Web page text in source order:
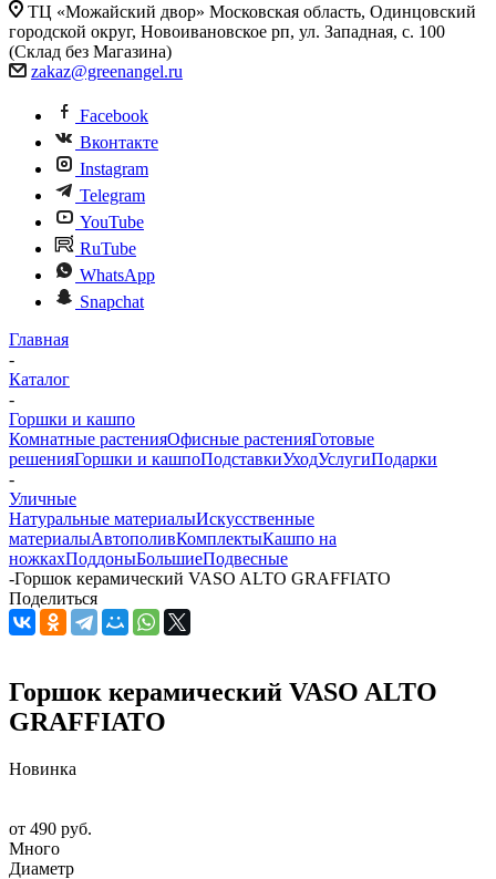
ТЦ «Можайский двор» Московская область, Одинцовский
городской округ, Новоивановское рп, ул. Западная, с. 100
(Склад без Магазина)
zakaz@greenangel.ru
Facebook
Вконтакте
Instagram
Telegram
YouTube
RuTube
WhatsApp
Snapchat
Главная
-
Каталог
-
Горшки и кашпо
Комнатные растенияОфисные растенияГотовые
решенияГоршки и кашпоПодставкиУходУслугиПодарки
-
Уличные
Натуральные материалыИскусственные
материалыАвтополивКомплектыКашпо на
ножкахПоддоныБольшиеПодвесные
-Горшок керамический VASO ALTO GRAFFIATO
Поделиться
Горшок керамический VASO ALTO
GRAFFIATO
Новинка
от 490 руб.
Много
Диаметр